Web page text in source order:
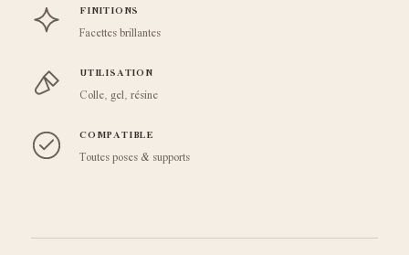
FINITIONS
Facettes brillantes
UTILISATION
Colle, gel, résine
COMPATIBLE
Toutes poses & supports